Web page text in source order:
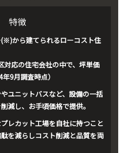
特徴
から建てられるローコスト住
対応の住宅会社の中で、坪単価
9月調査時点）
ユニットバスなど、設備の一括
減し、お手頃価格で提供。
レカット工場を自社に持つこと
を減らしコスト削減と品質を両